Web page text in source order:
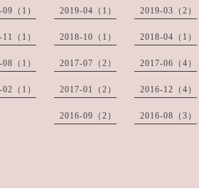
（1） 2019-04（1） 2019-03（2）
（1） 2018-10（1） 2018-04（1）
（1） 2017-07（2） 2017-06（4）
（1） 2017-01（2） 2016-12（4）
2016-09（2） 2016-08（3）